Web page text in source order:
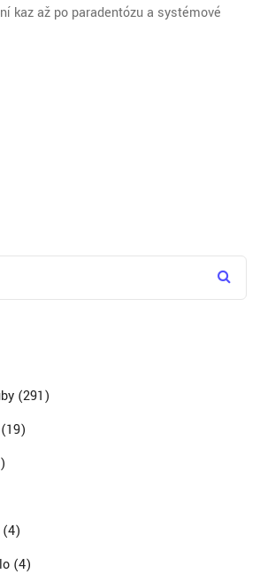
kaz až po paradentózu a systémové
(291)
(19)
(4)
(4)